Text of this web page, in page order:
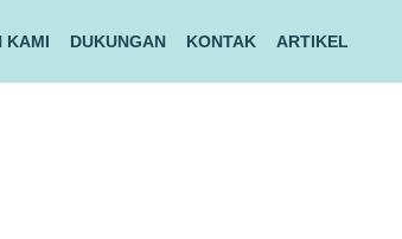
KAMI DUKUNGAN KONTAK ARTIKEL